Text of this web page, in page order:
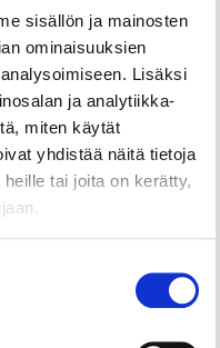
sisällön ja mainosten
ominaisuuksien
Lisäksi
ja analytiikka-
miten käytät
yhdistää näitä tietoja
tai joita on kerätty,